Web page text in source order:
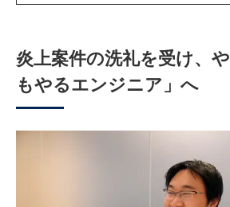
炎上案件の洗礼を受け、
もやるエンジニア」へ